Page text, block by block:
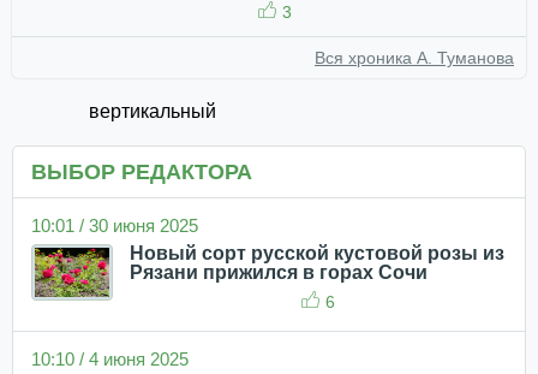
3
Вся хроника А. Туманова
вертикальный
ВЫБОР РЕДАКТОРА
10:01 / 30 июня 2025
Новый сорт русской кустовой розы из
Рязани прижился в горах Сочи
6
10:10 / 4 июня 2025